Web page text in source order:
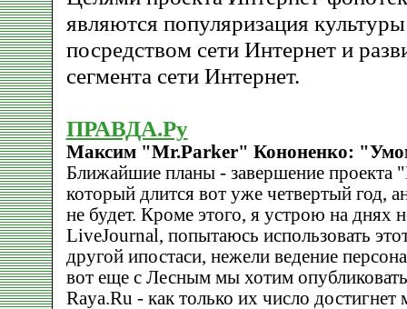
являются популяризация культуры
посредством сети Интернет и
сегмента сети Интернет.
ПРАВДА.Ру
Максим "Mr.Parker" Кононенко:
Ближайшие планы - завершение
который длится вот уже четвертый год,
не будет. Кроме этого, я устрою на днях
LiveJournal, попытаюсь использовать
другой ипостаси, нежели ведение
вот еще с Лесным мы хотим
Raya.Ru - как только их число достигнет